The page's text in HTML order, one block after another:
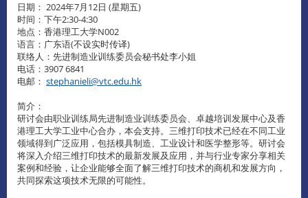
日期： 2024年7月12日 (星期五)
时间：下午2:30-4:30
地点：香港理工大学N002
语言：广东语(不设实时传译)
联络人：先进制造业训练委员会秘书处李小姐
电话：3907 6841
电邮： stephanieli@vtc.edu.hk
简介：
研讨会由职业训练局先进制造业训练委员会、卓越培训发展中心及香
港理工大学工业中心合办，本会支持。三维打印技术已经在不同工业
领域得到广泛应用，包括模具制造、工业设计和医学整形等。研讨会
将深入介绍三维打印技术的最新发展及应用，并与行业专家分享相关
案例和经验，让企业能够全面了解三维打印技术的商机和发展方向，
共同探索这项技术无限的可能性。